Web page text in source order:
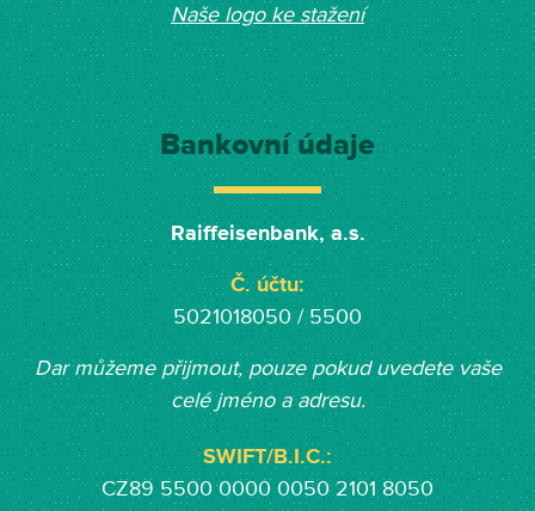
Naše logo ke stažení
Bankovní údaje
Raiffeisenbank, a.s.
Č. účtu:
5021018050 / 5500
Dar můžeme přijmout, pouze pokud uvedete vaše
celé jméno a adresu.
SWIFT/B.I.C.:
CZ89 5500 0000 0050 2101 8050